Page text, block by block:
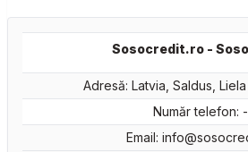
Sosocredit.ro -
Adresă: Latvia, Saldus, Liela
Număr telefon: -
Email: